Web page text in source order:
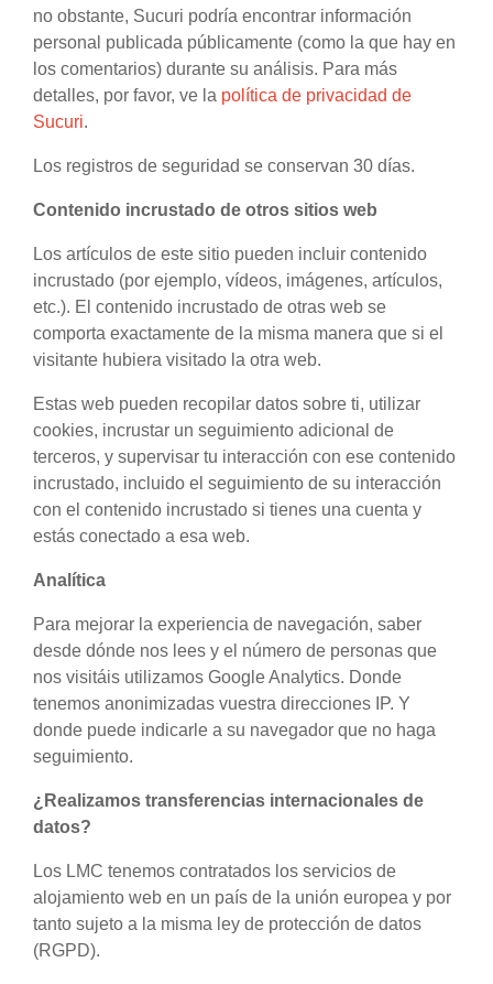
no obstante, Sucuri podría encontrar información
personal publicada públicamente (como la que hay en
los comentarios) durante su análisis. Para más
detalles, por favor, ve la política de privacidad de
Sucuri.
Los registros de seguridad se conservan 30 días.
Contenido incrustado de otros sitios web
Los artículos de este sitio pueden incluir contenido
incrustado (por ejemplo, vídeos, imágenes, artículos,
etc.). El contenido incrustado de otras web se
comporta exactamente de la misma manera que si el
visitante hubiera visitado la otra web.
Estas web pueden recopilar datos sobre ti, utilizar
cookies, incrustar un seguimiento adicional de
terceros, y supervisar tu interacción con ese contenido
incrustado, incluido el seguimiento de su interacción
con el contenido incrustado si tienes una cuenta y
estás conectado a esa web.
Analítica
Para mejorar la experiencia de navegación, saber
desde dónde nos lees y el número de personas que
nos visitáis utilizamos Google Analytics. Donde
tenemos anonimizadas vuestra direcciones IP. Y
donde puede indicarle a su navegador que no haga
seguimiento.
¿Realizamos transferencias internacionales de
datos?
Los LMC tenemos contratados los servicios de
alojamiento web en un país de la unión europea y por
tanto sujeto a la misma ley de protección de datos
(RGPD).